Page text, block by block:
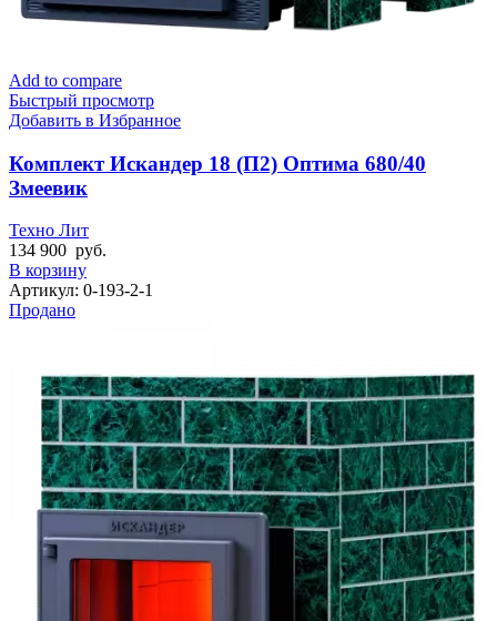
Add to compare
Быстрый просмотр
Добавить в Избранное
Комплект Искандер 18 (П2) Оптима 680/40
Змеевик
Техно Лит
134 900 руб.
В корзину
Артикул: 0-193-2-1
Продано